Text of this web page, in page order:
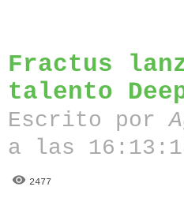
Fractus
talento
Escrito por
a las
2477